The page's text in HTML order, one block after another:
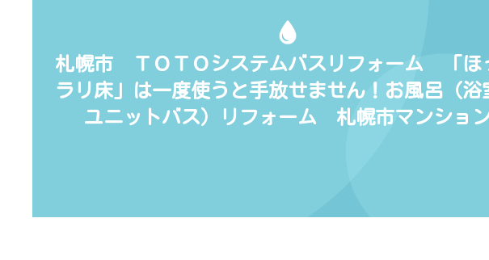
札幌市 ＴＯＴＯシステムバスリフォーム 「ほ
ラリ床」は一度使うと手放せません！お風呂（浴
ユニットバス）リフォーム 札幌市マンショ